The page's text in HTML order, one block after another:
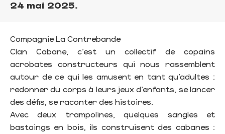
24 mai 2025.
Compagnie La Contrebande
Clan Cabane, c’est un collectif de copains
acrobates constructeurs qui nous rassemblent
autour de ce qui les amusent en tant qu’adultes :
redonner du corps à leurs jeux d’enfants, se lancer
des défis, se raconter des histoires.
Avec deux trampolines, quelques sangles et
bastaings en bois, ils construisent des cabanes :